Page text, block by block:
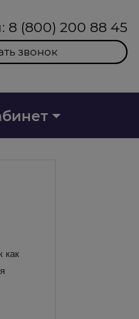
8 (800) 200 88 45
звонок
как